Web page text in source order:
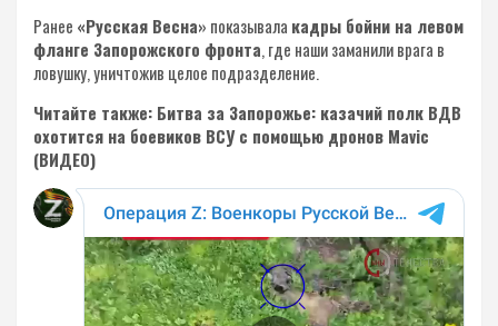
Ранее «Русская Весна» показывала кадры бойни на левом
фланге Запорожского фронта, где наши заманили врага в
ловушку, уничтожив целое подразделение.
Читайте также: Битва за Запорожье: казачий полк ВДВ
охотится на боевиков ВСУ с помощью дронов Mavic
(ВИДЕО)